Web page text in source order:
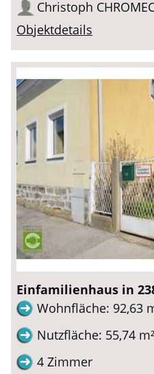
Christoph
Objektdetails
Einfamilienhaus in
Wohnfläche: 92,63
Nutzfläche: 55,74 m²
4 Zimmer